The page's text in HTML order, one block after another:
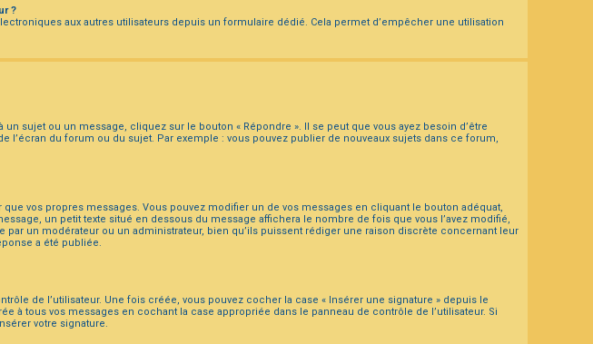
?
aux autres utilisateurs depuis un formulaire dédié. Cela permet d’empêcher une utilisation
sujet ou un message, cliquez sur le bouton « Répondre ». Il se peut que vous ayez besoin d’être
du forum ou du sujet. Par exemple : vous pouvez publier de nouveaux sujets dans ce forum,
vos propres messages. Vous pouvez modifier un de vos messages en cliquant le bouton adéquat,
un petit texte situé en dessous du message affichera le nombre de fois que vous l’avez modifié,
par un modérateur ou un administrateur, bien qu’ils puissent rédiger une raison discrète concernant leur
a été publiée.
de l’utilisateur. Une fois créée, vous pouvez cocher la case « Insérer une signature » depuis le
à tous vos messages en cochant la case appropriée dans le panneau de contrôle de l’utilisateur. Si
votre signature.